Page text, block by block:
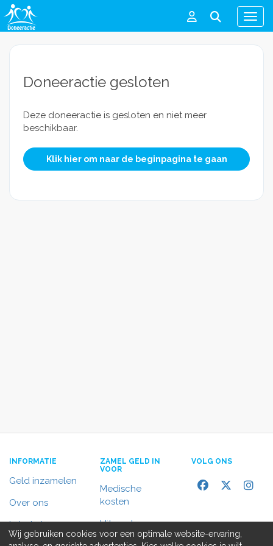
Menu
Doneeractie gesloten
Deze doneeractie is gesloten en niet meer
beschikbaar.
Klik hier om naar de beginpagina te gaan
INFORMATIE
Geld inzamelen
Over ons
In het nieuws
ZAMEL GELD IN
VOOR
Medische
kosten
Uitvaart
VOLG ONS
Wij gebruiken cookies voor een optimale website-ervaring,